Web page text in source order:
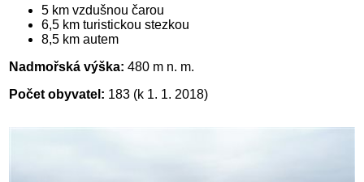
5 km vzdušnou čarou
6,5 km turistickou stezkou
8,5 km autem
Nadmořská výška: 480 m n. m.
Počet obyvatel: 183 (k 1. 1. 2018)